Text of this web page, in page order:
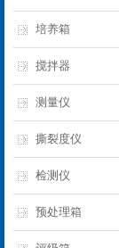
培养箱
搅拌器
测量仪
撕裂度仪
检测仪
预处理箱